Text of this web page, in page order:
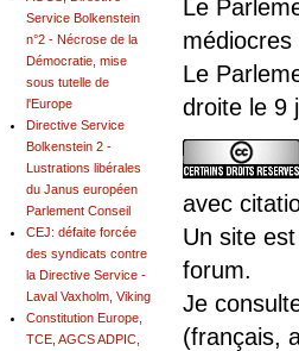
Le
Le
droite le 9
avec
Un site
forum.
Je
(français,
Service Bolkenstein
n°2 - Nécrose de la
Démocratie, mise
sous tutelle de
l'Europe
Directive Service
Bolkenstein 2 -
Lustrations libérales
du Janus européen
Parlement Conseil
CEJ: défaite forcée
des syndicats contre
la Directive Service -
Laval Vaxholm, Viking
Constitution Europe,
TCE, AGCS ADPIC,